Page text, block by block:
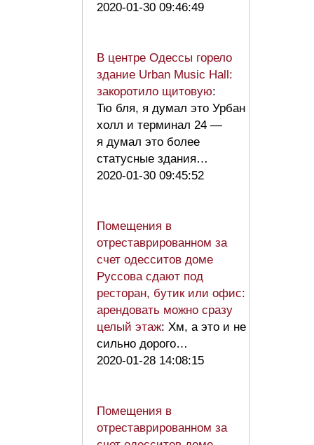
2020-01-30 09:46:49
В центре Одессы горело
здание Urban Music Hall:
закоротило щитовую:
Тю бля, я думал это Урбан
холл и терминал 24 —
я думал это более
статусные здания…
2020-01-30 09:45:52
Помещения в
отреставрированном за
счет одесситов доме
Руссова сдают под
ресторан, бутик или офис:
арендовать можно сразу
целый этаж: Хм, а это и не
сильно дорого…
2020-01-28 14:08:15
Помещения в
отреставрированном за